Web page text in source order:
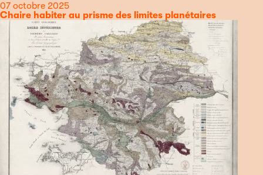
Date
07 octobre 2025
Catégorie
Chaire habiter au prisme des limites planétaires